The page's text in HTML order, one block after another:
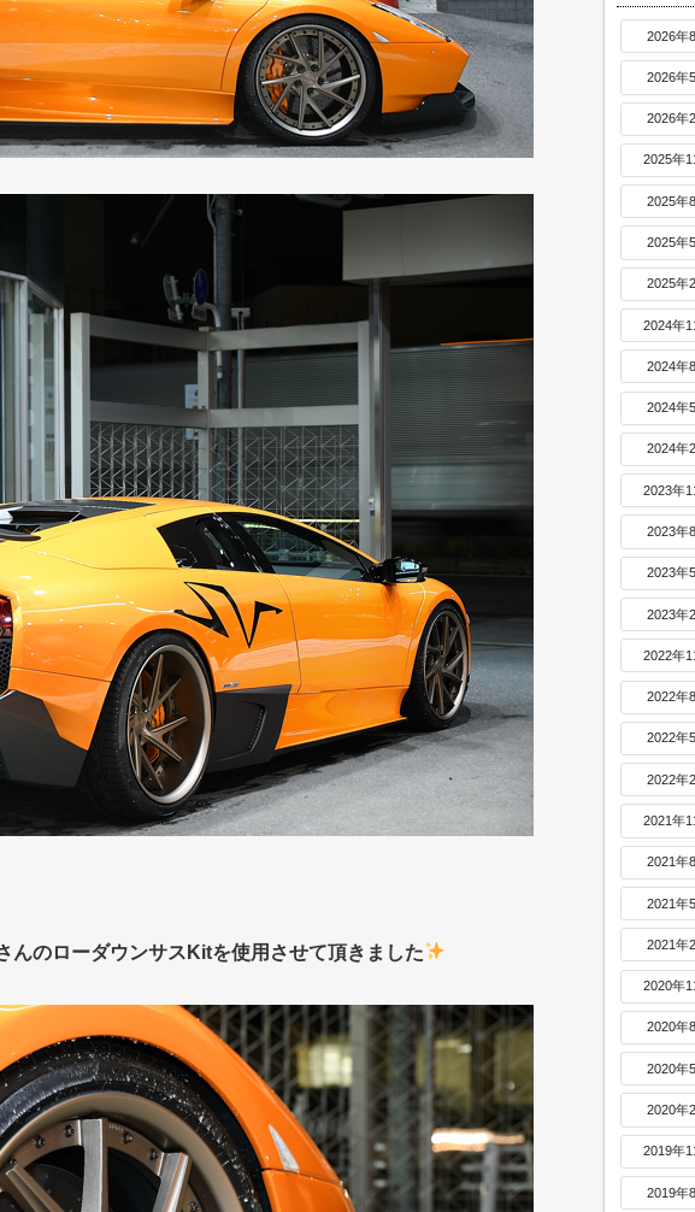
んのローダウンサスKitを使用させて頂きました
2026年
2026年
2026年
2025年
2025年
2025年
2025年
2024年
2024年
2024年
2024年
2023年
2023年
2023年
2023年
2022年
2022年
2022年
2022年
2021年
2021年
2021年
2021年
2020年
2020年
2020年
2020年
2019年
2019年